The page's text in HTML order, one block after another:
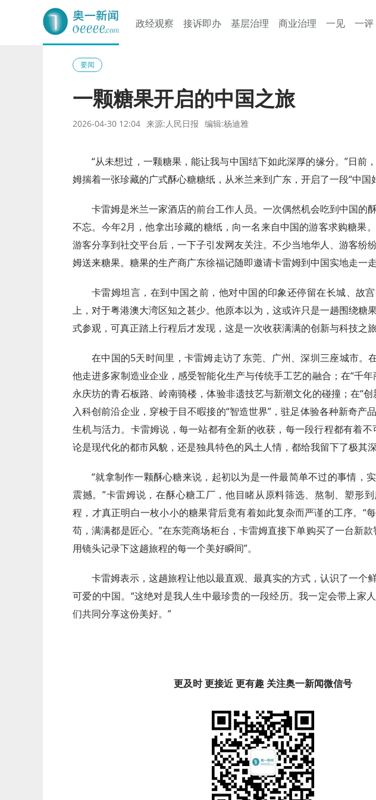
奥一网
政经观察 接诉即办 基层治理 商业治理 一见 一评
要闻
一颗糖果开启的中国之旅
2026-04-30 12:04 来源:人民日报 编辑:杨迪雅
“从未想过，一颗糖果，能让我与中国结下如此深厚的缘分。”日前
姆揣着一张珍藏的广式酥心糖糖纸，从米兰来到广东，开启了一段“中国
卡雷姆是米兰一家酒店的前台工作人员。一次偶然机会吃到中国的
不忘。今年2月，他拿出珍藏的糖纸，向一名来自中国的游客求购糖果
游客分享到社交平台后，一下子引发网友关注。不少当地华人、游客纷
姆送来糖果。糖果的生产商广东徐福记随即邀请卡雷姆到中国实地走一走
卡雷姆坦言，在到中国之前，他对中国的印象还停留在长城、故
上，对于粤港澳大湾区知之甚少。他原本以为，这或许只是一趟围绕糖
式参观，可真正踏上行程后才发现，这是一次收获满满的创新与科技之旅
在中国的5天时间里，卡雷姆走访了东莞、广州、深圳三座城市。
他走进多家制造业企业，感受智能化生产与传统手工艺的融合；在“千
永庆坊的青石板路、岭南骑楼，体验非遗技艺与新潮文化的碰撞；在“创
入科创前沿企业，穿梭于目不暇接的“智造世界”，驻足体验各种新奇产
生机与活力。卡雷姆说，每一站都有全新的收获，每一段行程都有着不
论是现代化的都市风貌，还是独具特色的风土人情，都给我留下了极其
“就拿制作一颗酥心糖来说，起初以为是一件最简单不过的事情，
震撼。”卡雷姆说，在酥心糖工厂，他目睹从原料筛选、熬制、塑形
程，才真正明白一枚小小的糖果背后竟有着如此复杂而严谨的工序。“
苟，满满都是匠心。”在东莞商场柜台，卡雷姆直接下单购买了一台新
用镜头记录下这趟旅程的每一个美好瞬间”。
卡雷姆表示，这趟旅程让他以最直观、最真实的方式，认识了一个鲜
可爱的中国。“这绝对是我人生中最珍贵的一段经历。我一定会带上家
们共同分享这份美好。”
更及时 更接近 更有趣 关注奥一新闻微信号